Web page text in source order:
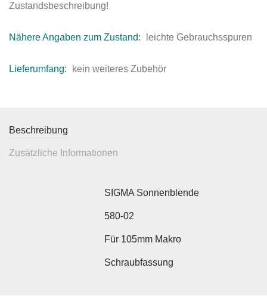
Zustandsbeschreibung!
Nähere Angaben zum Zustand: leichte Gebrauchsspuren
Lieferumfang: kein weiteres Zubehör
Beschreibung
Zusätzliche Informationen
SIGMA Sonnenblende
580-02
Für 105mm Makro
Schraubfassung